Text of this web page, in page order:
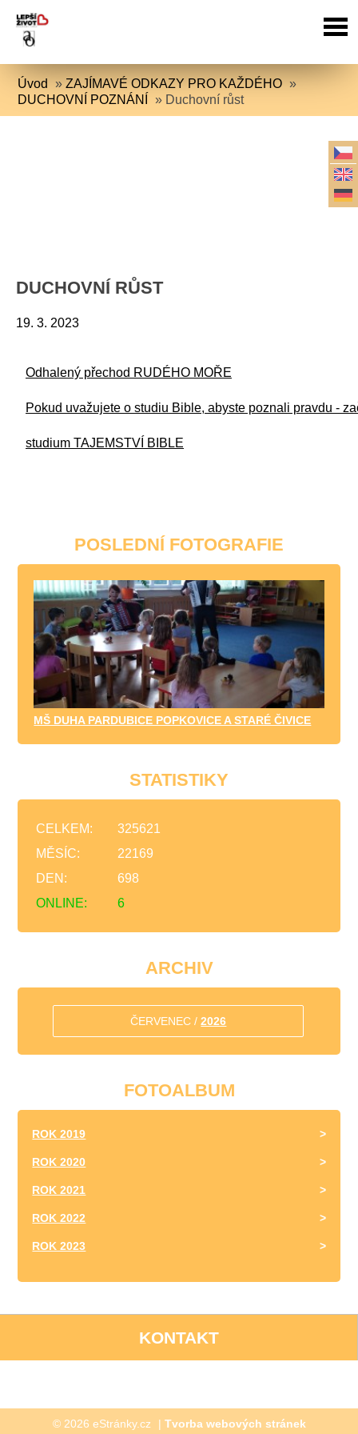
Úvod »ZAJÍMAVÉ ODKAZY PRO KAŽDÉHO »
DUCHOVNÍ POZNÁNÍ
» Duchovní růst
DUCHOVNÍ RŮST
19. 3. 2023
Odhalený přechod RUDÉHO MOŘE
Pokud uvažujete o studiu Bible, abyste poznali pravdu -
studium TAJEMSTVÍ BIBLE
POSLEDNÍ FOTOGRAFIE
MŠ DUHA PARDUBICE POPKOVICE A STARÉ ČIVICE
STATISTIKY
ONLINE: 6
CELKEM:
325621
MĚSÍC:
22169
DEN:
698
ARCHIV
ČERVENEC /2026
FOTOALBUM
ROK 2019
ROK 2020
ROK 2021
ROK 2022
ROK 2023
KONTAKT
© 2026 eStránky.cz | Tvorba webových stránek